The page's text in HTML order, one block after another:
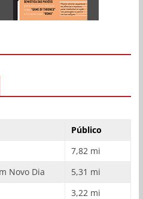
Público
7,82 mi
Novo Dia
5,31 mi
3,22 mi